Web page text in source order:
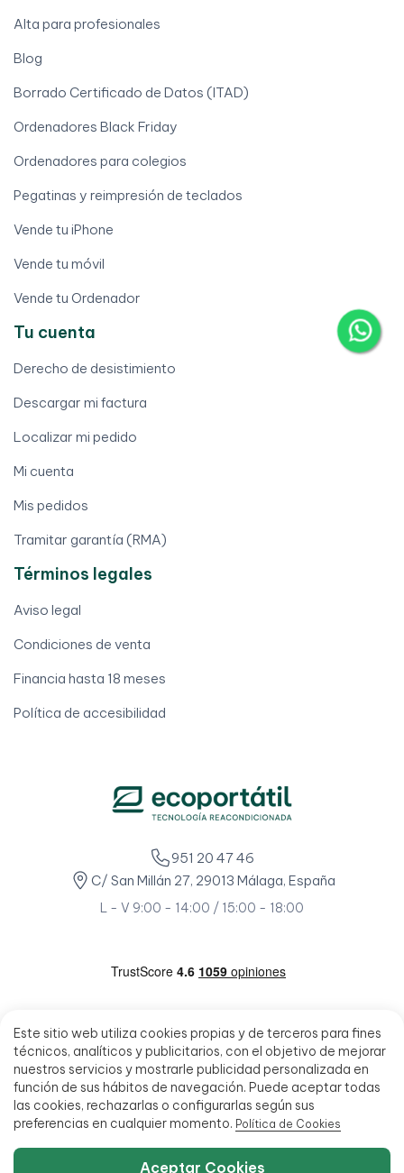
Este sitio web utiliza cookies propias y de terceros para fines
técnicos, analíticos y publicitarios, con el objetivo de mejorar
nuestros servicios y mostrarle publicidad personalizada en
función de sus hábitos de navegación. Puede aceptar todas
las cookies, rechazarlas o configurarlas según sus
preferencias en cualquier momento. Política de Cookies
Aceptar Cookies
Alta para profesionales
Blog
Borrado Certificado de Datos (ITAD)
Ordenadores Black Friday
Ordenadores para colegios
Pegatinas y reimpresión de teclados
Vende tu iPhone
Vende tu móvil
Vende tu Ordenador
Tu cuenta
Derecho de desistimiento
Descargar mi factura
Localizar mi pedido
Mi cuenta
Mis pedidos
Tramitar garantía (RMA)
Términos legales
Aviso legal
Condiciones de venta
Financia hasta 18 meses
Política de accesibilidad
951 20 47 46
C/ San Millán 27, 29013 Málaga, España
L - V 9:00 - 14:00 / 15:00 - 18:00